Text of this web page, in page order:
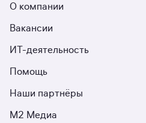
О компании
Вакансии
ИТ-деятельность
Помощь
Наши партнёры
М2 Медиа